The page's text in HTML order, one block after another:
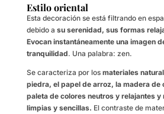
Estilo oriental
Esta decoración se está filtrando en
debido a su serenidad, sus formas
Evocan instantáneamente una imagen
tranquilidad. Una palabra: zen.
Se caracteriza por los materiales
piedra, el papel de arroz, la madera de
paleta de colores neutros y relajantes y
limpias y sencillas. El contraste de